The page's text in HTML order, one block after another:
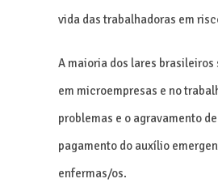
vida das trabalhadoras em
A maioria dos lares
em microempresas e no
problemas e o agravamento
pagamento do auxílio
enfermas/os.